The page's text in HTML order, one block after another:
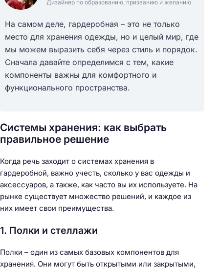
Дизайнер по образованию, призванию и желанию
На самом деле, гардеробная – это не только
место для хранения одежды, но и целый мир, где
мы можем выразить себя через стиль и порядок.
Сначала давайте определимся с тем, какие
компоненты важны для комфортного и
функционального пространства.
Системы хранения: как выбрать
правильное решение
Когда речь заходит о системах хранения в
гардеробной, важно учесть, сколько у вас одежды и
аксессуаров, а также, как часто вы их используете. На
рынке существует множество решений, и каждое из
них имеет свои преимущества.
1. Полки и стеллажи
Полки – один из самых базовых компонентов для
хранения. Они могут быть открытыми или закрытыми,